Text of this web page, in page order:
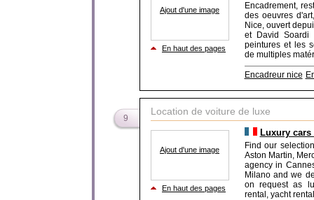
Ajout d'une image
En haut des pages
Encadrement,
des oeuvres
Nice, ouvert
et David Soardi
peintures et les
de multiples
Encadreur nice
9
Location de voiture de luxe
Ajout d'une image
En haut des pages
Luxury cars
Find our
Aston Martin,
agency in
Milano and we
on request as
rental, yacht